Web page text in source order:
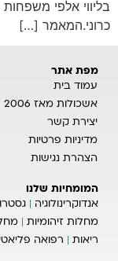
בליווי אלפי
כרוני.המאמר […]
מפת אתר
עמוד בית
אשכולות מאז 2006
יצירת קשר
מדיניות פרטיות
הצהרת נגישות
המומחיות שלנו
אנדוקרינולוגיה
מחלות זיהומיות
ריאות
רפואה